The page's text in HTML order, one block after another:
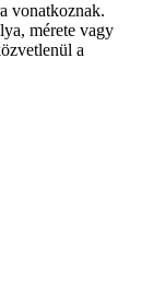
vonatkoznak.
mérete vagy
a